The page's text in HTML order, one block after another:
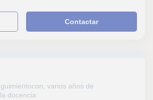
Bioquímica, Genética, Sociales,
Lengua Castellana y Literatura,
técnico, Historia del Arte, IELTS,
Primaria, Universidad, Oposiciones
Geografía, Matemáticas
de estudio, Problemas de
Contactar
varios años de
docencia